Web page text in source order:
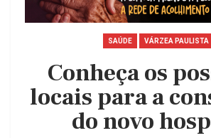
SAÚDE VÁRZEA PAULISTA
Conheça os
locais para a
do novo